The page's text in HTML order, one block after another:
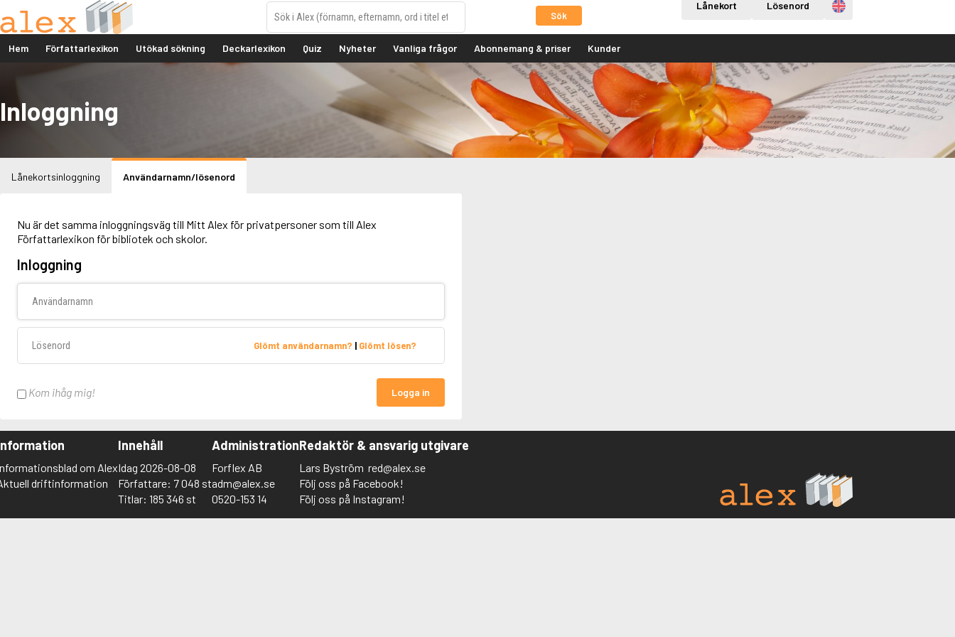
Sök
Lånekort Lösenord Engelska
Hem Författarlexikon Utökad sökning Deckarlexikon Quiz Nyheter Vanliga frågor Abonnemang & priser Kunder
Inloggning
Lånekortsinloggning Användarnamn/lösenord
Nu är det samma inloggningsväg till Mitt Alex för privatpersoner som till Alex
Författarlexikon för bibliotek och skolor.
Inloggning
Glömt användarnamn? | Glömt lösen?
Kom ihåg mig! Logga in
om Alex
driftinformation
Innehåll
Idag 2026-08-08
Författare: 7 048 st
Titlar: 185 346 st
Administration
Forflex AB
adm@alex.se
0520-153 14
Redaktör & ansvarig utgivare
Lars Byström red@alex.se
Följ oss på Facebook!
Följ oss på Instagram!